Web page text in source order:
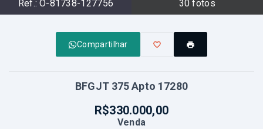
Ref.: O-81738-127756 30 fotos
Compartilhar
BFGJT 375 Apto 17280
R$330.000,00
Venda